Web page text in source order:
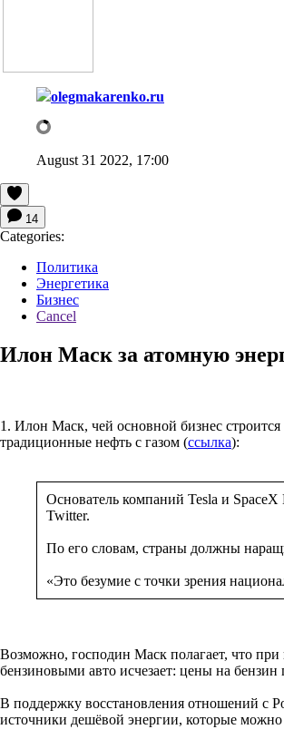
olegmakarenko.ru
August 31 2022, 17:00
14
Categories:
Политика
Энергетика
Бизнес
Cancel
Илон Маск за атомную
1. Илон Маск, чей основной бизнес
традиционные нефть с газом (ссылка):
Основатель компаний Tesla и
Twitter.
По его словам, страны должны
«Это безумие с точки зрения
Возможно, господин Маск полагает, что
бензиновыми авто исчезает: цены на
В поддержку восстановления отношений с
источники дешёвой энергии, которые